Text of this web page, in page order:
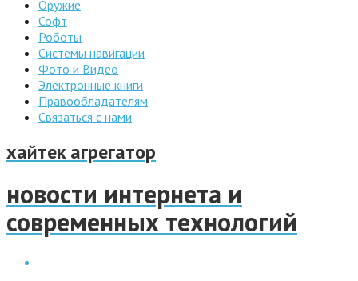
Оружие
Софт
Роботы
Системы навигации
Фото и Видео
Электронные книги
Правообладателям
Связаться с нами
хайтек агрегатор
новости интернета и
современных технологий